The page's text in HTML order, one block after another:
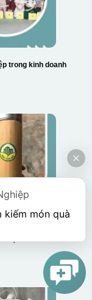
trong kinh doanh
bật 2025
kiếm món quà